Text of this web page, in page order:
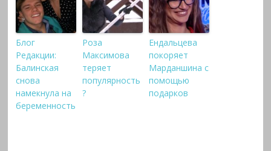
Блог
Редакции:
Балинская
снова
намекнула на
беременность
Роза
Максимова
теряет
популярность
?
Ендальцева
покоряет
Марданшина с
помощью
подарков